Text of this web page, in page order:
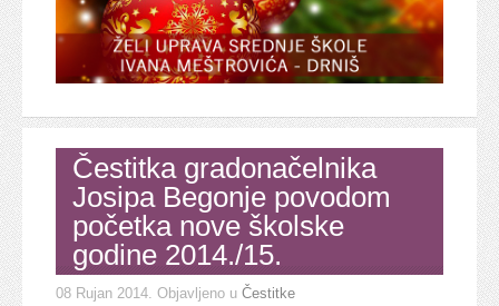
Čestitka gradonačelnika
Josipa Begonje povodom
početka nove školske
godine 2014./15.
08 Rujan 2014. Objavljeno u Čestitke